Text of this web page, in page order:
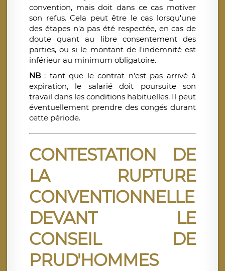
convention, mais doit dans ce cas motiver
son refus. Cela peut être le cas lorsqu'une
des étapes n'a pas été respectée, en cas de
doute quant au libre consentement des
parties, ou si le montant de l'indemnité est
inférieur au minimum obligatoire.
NB : tant que le contrat n'est pas arrivé à
expiration, le salarié doit poursuite son
travail dans les conditions habituelles. Il peut
éventuellement prendre des congés durant
cette période.
CONTESTATION DE
LA RUPTURE
CONVENTIONNELLE
DEVANT LE
CONSEIL DE
PRUD'HOMMES